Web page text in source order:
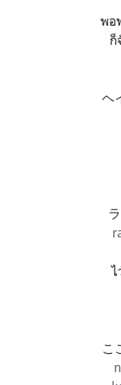
พอ
ก็
ヘ
ไ
こ